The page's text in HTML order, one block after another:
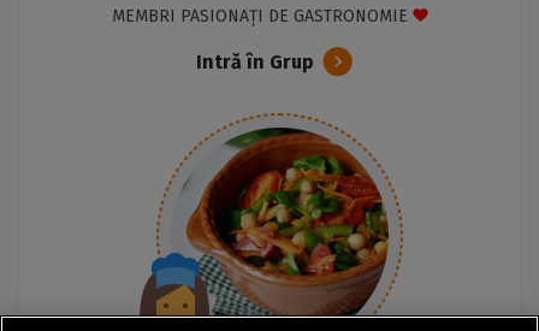
MEMBRI PASIONAȚI DE GASTRONOMIE
Intră în Grup